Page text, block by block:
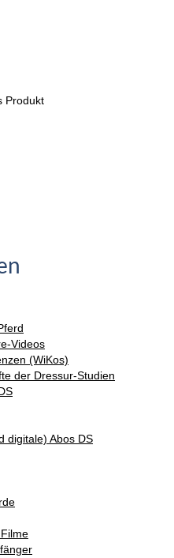
Produkt
Videos
(WiKos)
der Dressur-Studien
digitale) Abos DS